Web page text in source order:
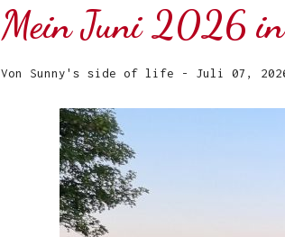
Mein Juni 2026
Von Sunny's side of life - Juli 07,